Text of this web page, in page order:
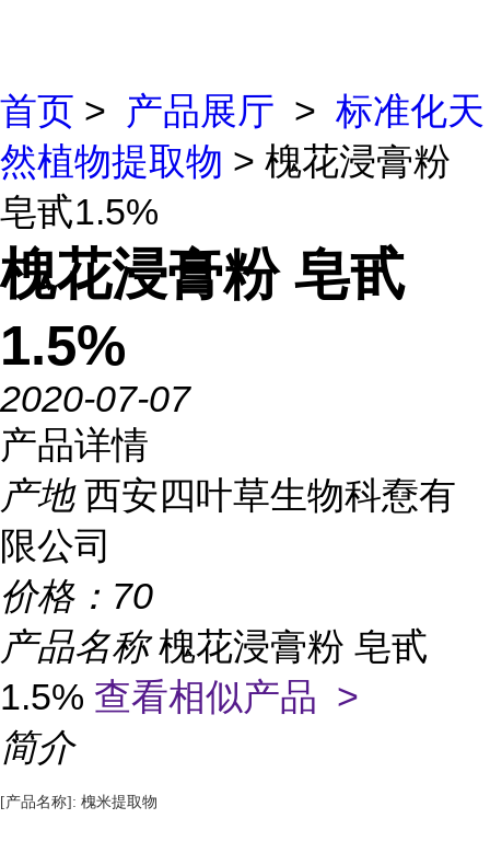
首页 > 产品展厅 > 标准化天
然植物提取物 > 槐花浸膏粉
皂甙1.5%
槐花浸膏粉 皂甙
1.5%
2020-07-07
产品详情
产地 西安四叶草生物科憃有
限公司
价格： 70
产品名称槐花浸膏粉 皂甙
1.5% 查看相似产品 >
简介
[产品名称]: 槐米提取物